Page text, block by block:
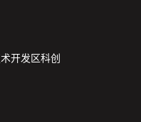
开发区科创